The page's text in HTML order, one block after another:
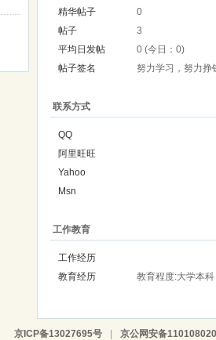
精华帖子
0
帖子
3
平均日发帖
0 (今日：0)
帖子签名
努力学习，努力挣
联系方式
QQ
阿里旺旺
Yahoo
Msn
工作教育
工作经历
教育经历
教育程度:大学本
京ICP备13027695号 京公网安备